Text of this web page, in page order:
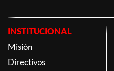
INSTITUCIONAL
Misión
Directivos